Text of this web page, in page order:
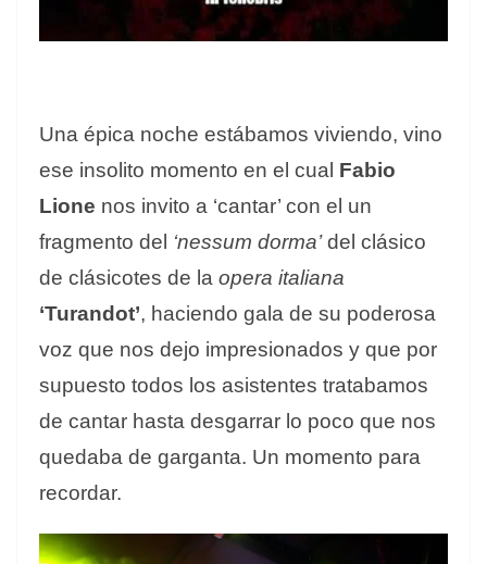
Una épica noche estábamos viviendo, vino
ese insolito momento en el cual Fabio
Lione nos invito a ‘cantar’ con el un
fragmento del ‘nessum dorma’del clásico
de clásicotes de la opera italiana
‘Turandot’, haciendo gala de su poderosa
voz que nos dejo impresionados y que por
supuesto todos los asistentes tratabamos
de cantar hasta desgarrar lo poco que nos
quedaba de garganta. Un momento para
recordar.